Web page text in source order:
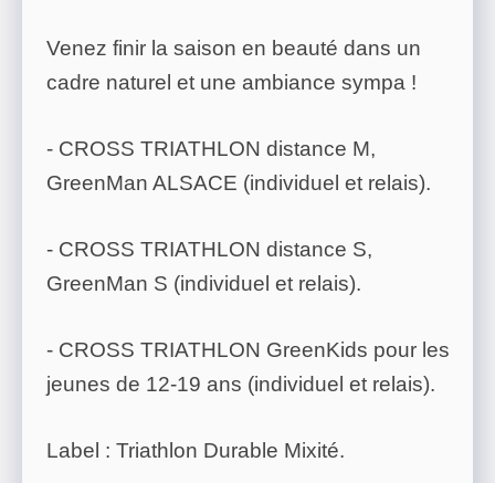
Venez finir la saison en beauté dans un
cadre naturel et une ambiance sympa !
- CROSS TRIATHLON distance M,
GreenMan ALSACE (individuel et relais).
- CROSS TRIATHLON distance S,
GreenMan S (individuel et relais).
- CROSS TRIATHLON GreenKids pour les
jeunes de 12-19 ans (individuel et relais).
Label : Triathlon Durable Mixité.